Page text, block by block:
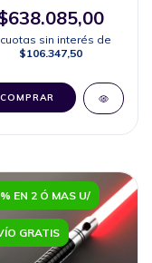
cuotas sin interés de
$106.347,50
COMPRAR
EN 2 Ó MAS U/
GRATIS